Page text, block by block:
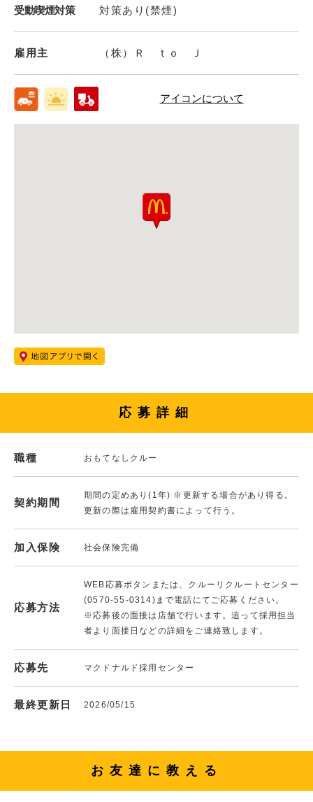
受動喫煙対策 対策あり(禁煙)
雇用主 （株）Ｒ ｔｏ Ｊ
アイコンについて
応募詳細
職種 おもてなしクルー
契約期間
期間の定めあり(1年) ※更新する場合があり得る。
更新の際は雇用契約書によって行う。
加入保険 社会保険完備
応募方法
WEB応募ボタンまたは、クルーリクルートセンター
(0570-55-0314)まで電話にてご応募ください。
※応募後の面接は店舗で行います。追って採用担当
者より面接日などの詳細をご連絡致します。
応募先 マクドナルド採用センター
最終更新日 2026/05/15
お友達に教える